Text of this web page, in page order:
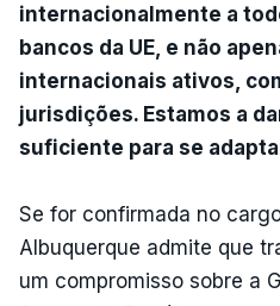
internacionalmente a
bancos da UE, e não
internacionais ativos,
jurisdições. Estamos a
suficiente para se
Se for confirmada no
Albuquerque admite que
um compromisso sobre a